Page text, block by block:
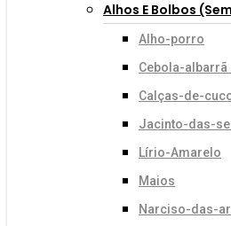
Alhos E Bolbos
Alho-porro
Cebola-albarrã
Calças-de-
Jacinto-das-
Lírio-Amarelo
Maios
Narciso-das-